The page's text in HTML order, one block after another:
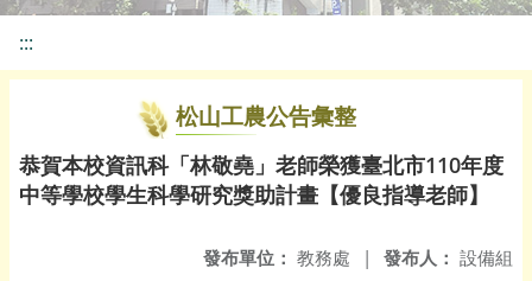
:::
松山工農公告彙整
恭賀本校資訊科「林敬堯」老師榮獲臺北市110年度
中等學校學生科學研究獎助計畫【優良指導老師】
發布人： 設備組
發布單位： 教務處 |